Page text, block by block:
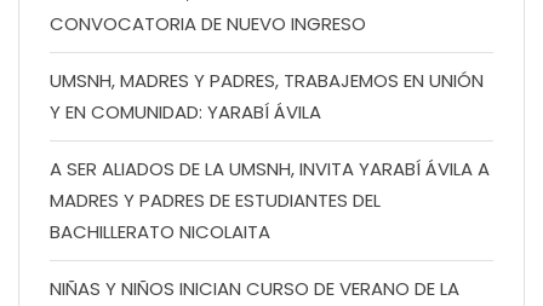
CONVOCATORIA DE NUEVO INGRESO
UMSNH, MADRES Y PADRES, TRABAJEMOS EN UNIÓN
Y EN COMUNIDAD: YARABÍ ÁVILA
A SER ALIADOS DE LA UMSNH, INVITA YARABÍ ÁVILA A
MADRES Y PADRES DE ESTUDIANTES DEL
BACHILLERATO NICOLAITA
NIÑAS Y NIÑOS INICIAN CURSO DE VERANO DE LA